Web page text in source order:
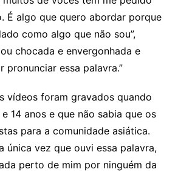
É algo que quero abordar porque
como algo que não sou”,
chocada e envergonhada e
pronunciar essa palavra.”
vídeos foram gravados quando
14 anos e que não sabia que os
para a comunidade asiática.
única vez que ouvi essa palavra,
perto de mim por ninguém da